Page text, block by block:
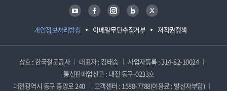
개인정보처리방침 이메일무단수집거부 저작권정책
유튜브 페이스북 인스타그램 블로그 트위터
상호 : 한국철도공사 대표자 : 김태승
사업자등록 : 314-82-10024
통신판매업신고 : 대전 동구-0233호
대전광역시 동구 중앙로 240
고객센터 : 1588-7788(이용료 : 발신자부담)